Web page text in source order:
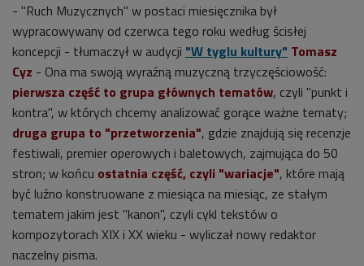
- "Ruch Muzycznych" w postaci miesięcznika był
wypracowywany od czerwca tego roku według ścisłej
koncepcji - tłumaczył w audycji "W tyglu kultury" Tomasz
Cyz - Ona ma swoją wyraźną muzyczną trzyczęściowość:
pierwsza część to grupa głównych tematów, czyli "punkt i
kontra", w których chcemy analizować gorące ważne tematy;
druga grupa to "przetworzenia", gdzie znajdują się recenzje
festiwali, premier operowych i baletowych, zajmująca do 50
stron; w końcu ostatnia część, czyli "wariacje", które mają
być luźno konstruowane z miesiąca na miesiąc, ze stałym
tematem jakim jest "kanon", czyli cykl tekstów o
kompozytorach XIX i XX wieku - wyliczał nowy redaktor
naczelny pisma.